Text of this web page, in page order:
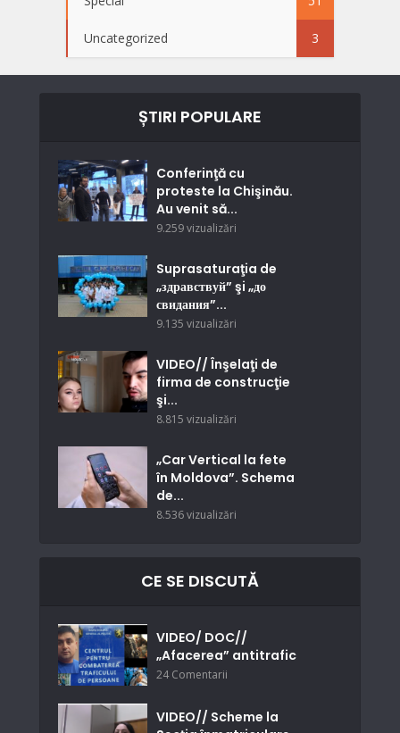
Uncategorized 3
ȘTIRI POPULARE
Conferinţă cu
proteste la Chişinău.
Au venit să...
9.259 vizualizări
Suprasaturaţia de
„здравствуй” şi „до
свидания”...
9.135 vizualizări
VIDEO// Înşelaţi de
firma de construcţie
şi...
8.815 vizualizări
„Car Vertical la fete
în Moldova”. Schema
de...
8.536 vizualizări
CE SE DISCUTĂ
VIDEO/ DOC//
„Afacerea” antitrafic
24 Comentarii
VIDEO// Scheme la